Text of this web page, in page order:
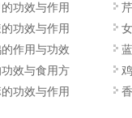
功效与作用
功效与作用
作用与功效
效与食用方
功效与作用